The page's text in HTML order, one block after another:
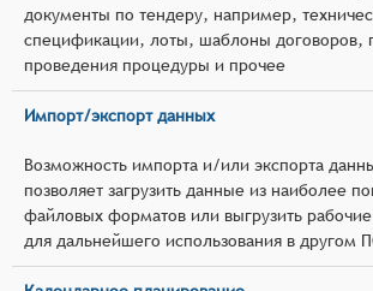
документы по тендеру, например,
спецификации, лоты, шаблоны договоров,
проведения процедуры и прочее
Импорт/экспорт данных
Возможность импорта и/или экспорта
позволяет загрузить данные из наиболее
файловых форматов или выгрузить
для дальнейшего использования в другом